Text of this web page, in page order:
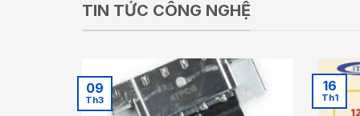
TIN TỨC CÔNG NGHỆ
09
Th3
16
Th1